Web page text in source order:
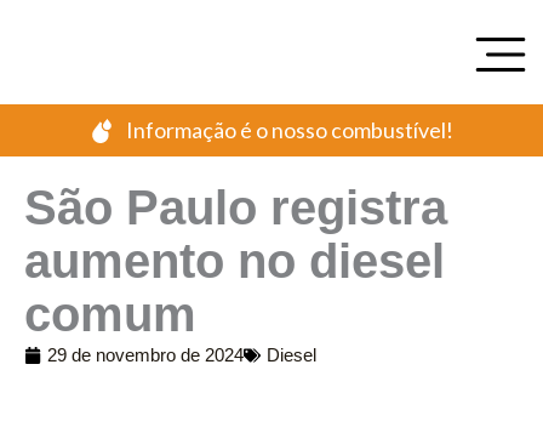
Informação é o nosso combustível!
São Paulo registra
aumento no diesel
comum
29 de novembro de 2024 Diesel